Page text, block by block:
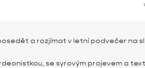
a rozjímat v letní podvečer na
se syrovým projevem a